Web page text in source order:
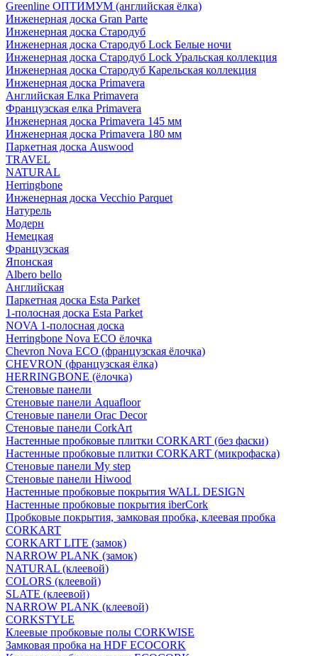
Greenline ОПТИМУМ (английская ёлка)
Инженерная доска Gran Parte
Инженерная доска Стародуб
Инженерная доска Стародуб Lock Белые ночи
Инженерная доска Стародуб Lock Уральская коллекция
Инженерная доска Стародуб Карельская коллекция
Инженерная доска Primavera
Английская Елка Primavera
Французская елка Primavera
Инженерная доска Primavera 145 мм
Инженерная доска Primavera 180 мм
Паркетная доска Auswood
TRAVEL
NATURAL
Herringbone
Инженерная доска Vecchio Parquet
Натурель
Модерн
Немецкая
Французская
Японская
Albero bello
Английская
Паркетная доска Esta Parket
1-полосная доска Esta Parket
NOVA 1-полосная доска
Herringbone Nova ECO ёлочка
Chevron Nova ECO (французская ёлочка)
CHEVRON (французская ёлка)
HERRINGBONE (ёлочка)
Стеновые панели
Стеновые панели Aquafloor
Стеновые панели Orac Decor
Стеновые панели CorkArt
Настенные пробковые плитки CORKART (без фаски)
Настенные пробковые плитки CORKART (микрофаска)
Стеновые панели My step
Стеновые панели Hiwood
Настенные пробковые покрытия WALL DESIGN
Настенные пробковые покрытия iberCork
Пробковые покрытия, замковая пробка, клеевая пробка
CORKART
CORKART LITE (замок)
NARROW PLANK (замок)
NATURAL (клеевой)
COLORS (клеевой)
SLATE (клеевой)
NARROW PLANK (клеевой)
CORKSTYLE
Клеевые пробковые полы CORKWISE
Замковая пробка на HDF ECOCORK